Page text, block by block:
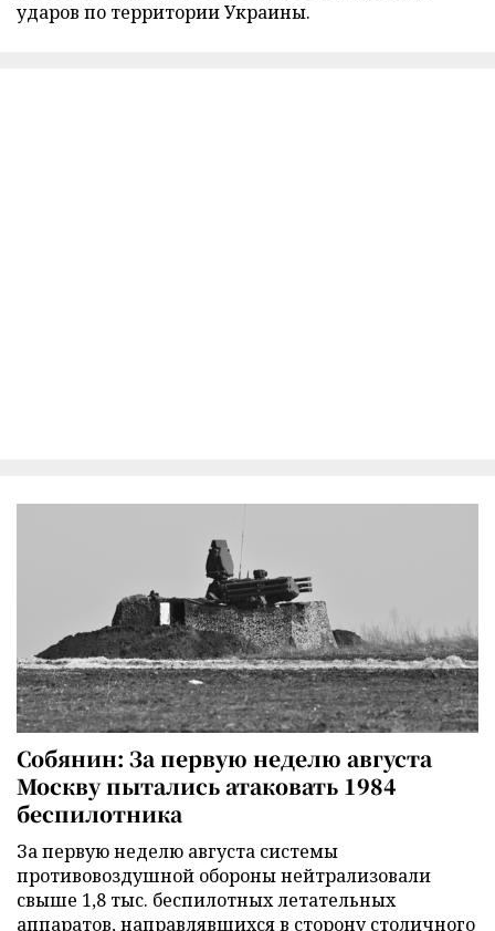
ударов по территории Украины.
Собянин: За первую неделю августа
Москву пытались атаковать 1984
беспилотника
За первую неделю августа системы
противовоздушной обороны нейтрализовали
свыше 1,8 тыс. беспилотных летательных
аппаратов, направлявшихся в сторону столичного